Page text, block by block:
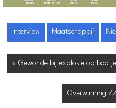
Interview Maatschappij
« Gewonde bij explosie op bootje
Overwinning